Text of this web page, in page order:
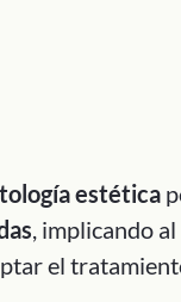
estética
, implicando
el